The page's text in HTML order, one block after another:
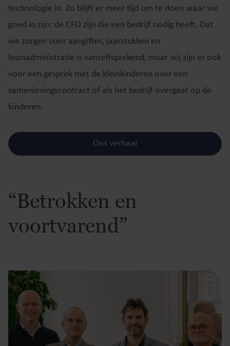
technologie in. Zo blijft er meer tijd om te doen waar we
goed in zijn: de CFO zijn die een bedrijf nodig heeft. Dat
we zorgen voor aangiftes, jaarstukken en
loonadministratie is vanzelfsprekend, maar wij zijn er ook
voor een gesprek met de kleinkinderen over een
samenlevingscontract of als het bedrijf overgaat op de
kinderen.
Ons verhaal
“Betrokken en
voortvarend”